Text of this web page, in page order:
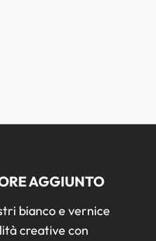
AGGIUNTO
bianco e vernice
creative con